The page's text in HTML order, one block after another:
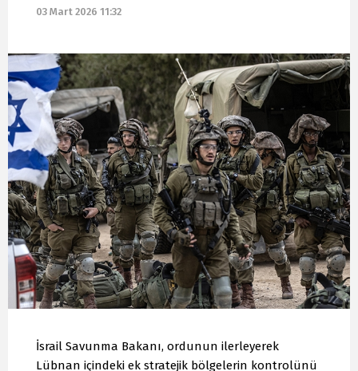
03 Mart 2026 11:32
İsrail Savunma Bakanı, ordunun ilerleyerek
Lübnan içindeki ek stratejik bölgelerin kontrolünü